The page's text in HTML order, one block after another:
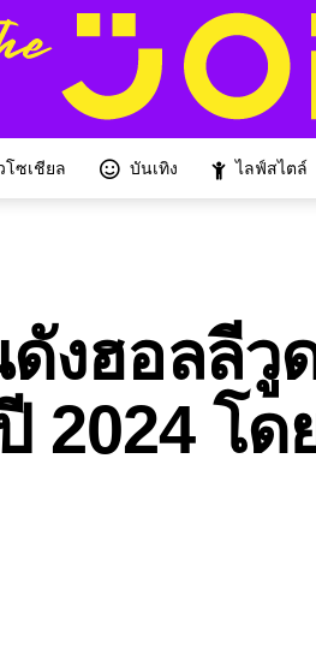
โซเชียล บันเทิง ไลฟ์สไตล์
งฮอลลีวู
2024 โด